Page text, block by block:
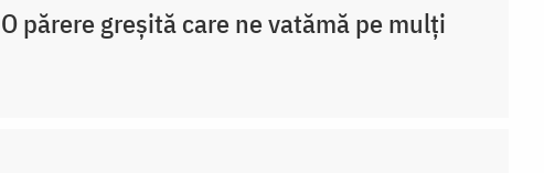
O părere greșită care ne vatămă pe mulți